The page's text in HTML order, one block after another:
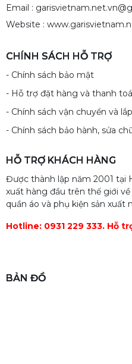
Email :
Website :
CHÍNH SÁCH HỖ TRỢ
- Chính sách bảo mật
- Hỗ trợ đặt hàng và thanh
- Chính sách vận chuyển và
- Chính sách bảo hành, sửa
HỖ TRỢ KHÁCH HÀNG
Được thành lập năm 2001 tại
xuất hàng đầu trên thế giới
quần áo và phụ kiện sản xuất
Hotline: 0931 229 333. Hỗ
BẢN ĐỒ